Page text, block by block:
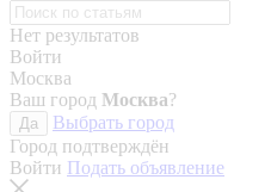
Нет результатов
Войти
Москва
Ваш город Москва?
Да
Выбрать город
Город подтверждён
Войти Подать объявление